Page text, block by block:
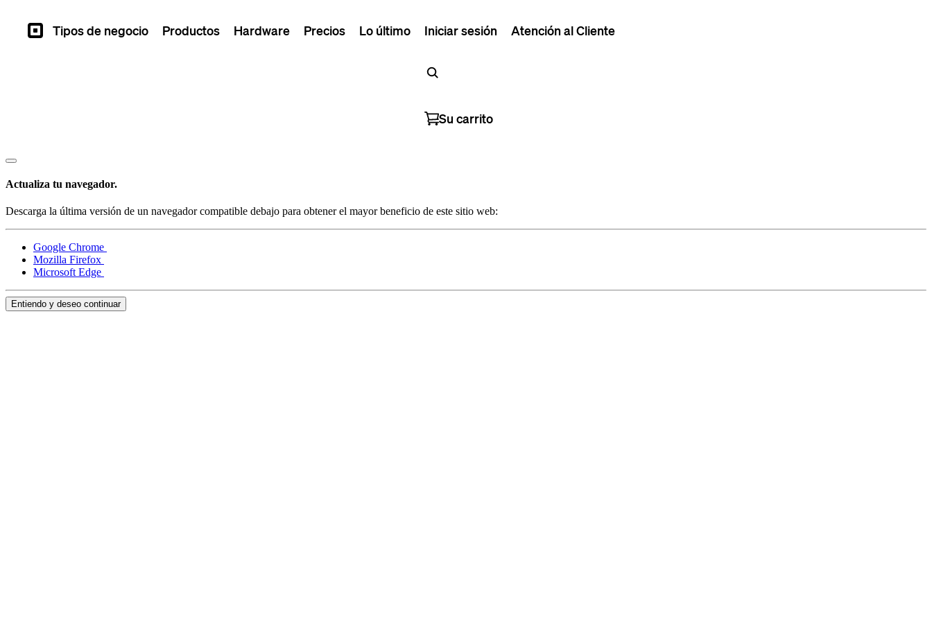
SquareTipos de negocio Productos Hardware Precios Lo último Iniciar sesión Atención al Cliente
Su carrito
Actualiza tu navegador.
Descarga la última versión de un navegador compatible debajo para obtener el mayor beneficio de este sitio web:
Google Chrome
Mozilla Firefox
Microsoft Edge
Entiendo y deseo continuar